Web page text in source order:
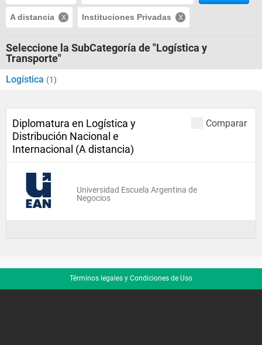
A distancia Instituciones Privadas
Seleccione la SubCategoría de "Logística y
Transporte"
Logística (1)
Comparar
Diplomatura en Logística y
Distribución Nacional e
Internacional (A distancia)
Universidad Escuela Argentina de
Negocios
Términos legales y Condiciones de Uso